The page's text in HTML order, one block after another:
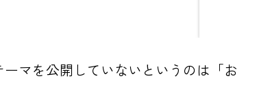
マを公開していないというのは「お